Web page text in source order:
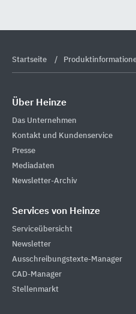
Startseite
Über Heinze
Das Unternehmen
Kontakt und Kundenservice
Presse
Mediadaten
Newsletter-Archiv
Services von Heinze
Serviceübersicht
Newsletter
Ausschreibungstexte-Manager
CAD-Manager
Stellenmarkt